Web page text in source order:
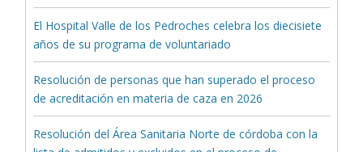
El Hospital Valle de los Pedroches celebra los diecisiete
años de su programa de voluntariado
Resolución de personas que han superado el proceso
de acreditación en materia de caza en 2026
Resolución del Área Sanitaria Norte de córdoba con la